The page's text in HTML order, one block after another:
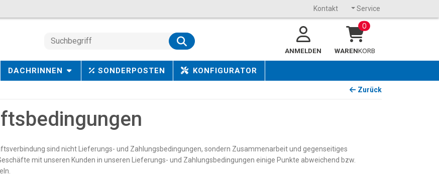
Kontakt Service
ANMELDEN
0
WARENKORB
DACHRINNEN SONDERPOSTEN KONFIGURATOR
Zurück
sind nicht Lieferungs- und Zahlungsbedingungen, sondern Zusammenarbeit und gegenseitiges
mit unseren Kunden in unseren Lieferungs- und Zahlungsbedingungen einige Punkte abweichend bzw.